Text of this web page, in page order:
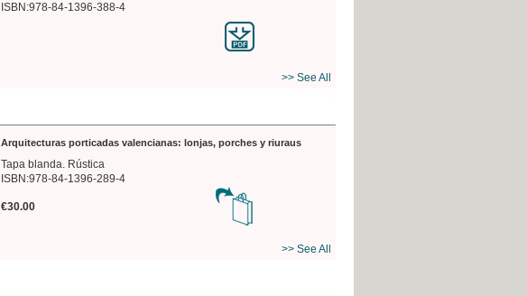
ISBN:978-84-1396-388-4
>> See All
Arquitecturas porticadas valencianas: lonjas, porches y riuraus
Tapa blanda. Rústica
ISBN:978-84-1396-289-4
€30.00
>> See All